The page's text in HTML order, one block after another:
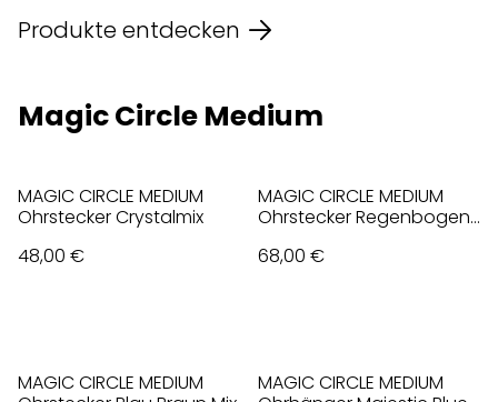
Produkte entdecken
Magic Circle Medium
MAGIC CIRCLE MEDIUM
Ohrstecker Crystalmix
48,00 €
MAGIC CIRCLE MEDIUM
Ohrstecker Regenbogen,
68,00 €
MAGIC CIRCLE MEDIUM
MAGIC CIRCLE MEDIUM